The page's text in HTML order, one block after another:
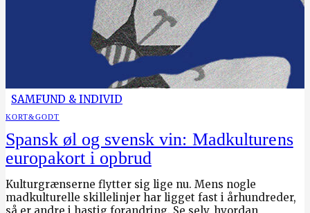
SAMFUND & INDIVID
KORT&GODT
Spansk øl og svensk vin: Madkulturens
europakort i opbrud
Kulturgrænserne flytter sig lige nu. Mens nogle
madkulturelle skillelinjer har ligget fast i århundreder,